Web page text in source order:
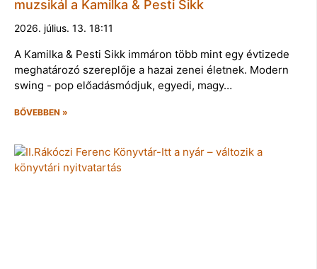
muzsikál a Kamilka & Pesti Sikk
2026. július. 13. 18:11
A Kamilka & Pesti Sikk immáron több mint egy évtizede
meghatározó szereplője a hazai zenei életnek. Modern
swing - pop előadásmódjuk, egyedi, magy…
BŐVEBBEN »